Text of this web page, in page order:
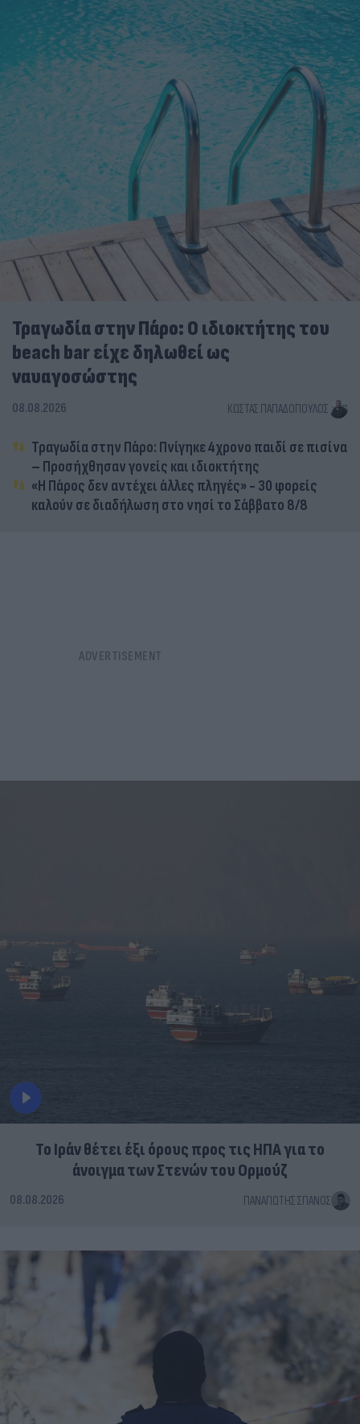
Τραγωδία στην Πάρο: Ο ιδιοκτήτης του
beach bar είχε δηλωθεί ως
ναυαγοσώστης
08.08.2026 ΚΏΣΤΑΣ ΠΑΠΑΔΌΠΟΥΛΟΣ
Τραγωδία στην Πάρο: Πνίγηκε 4χρονο παιδί σε πισίνα
– Προσήχθησαν γονείς και ιδιοκτήτης
«Η Πάρος δεν αντέχει άλλες πληγές» - 30 φορείς
καλούν σε διαδήλωση στο νησί το Σάββατο 8/8
Το Ιράν θέτει έξι όρους προς τις ΗΠΑ για το
άνοιγμα των Στενών του Ορμούζ
08.08.2026 ΠΑΝΑΓΙΏΤΗΣ ΣΠΑΝΌΣ